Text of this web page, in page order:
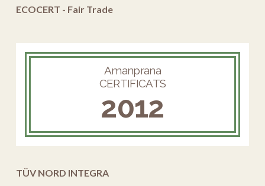
ECOCERT - Fair Trade
Amanprana
CERTIFICATS
2012
TÜV NORD INTEGRA